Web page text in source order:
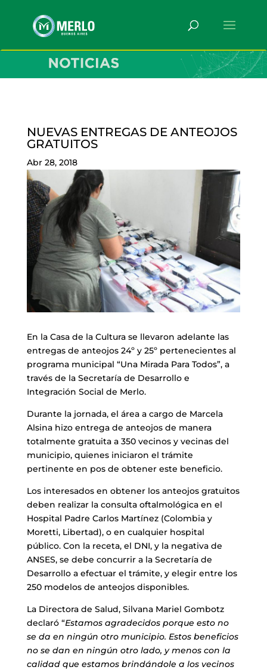
NUEVAS ENTREGAS DE ANTEOJOS
GRATUITOS
Abr 28, 2018
En la Casa de la Cultura se llevaron adelante las
entregas de anteojos 24º y 25º pertenecientes al
programa municipal “Una Mirada Para Todos”, a
través de la Secretaría de Desarrollo e
Integración Social de Merlo.
Durante la jornada, el área a cargo de Marcela
Alsina hizo entrega de anteojos de manera
totalmente gratuita a 350 vecinos y vecinas del
municipio, quienes iniciaron el trámite
pertinente en pos de obtener este beneficio.
Los interesados en obtener los anteojos gratuitos
deben realizar la consulta oftalmológica en el
Hospital Padre Carlos Martínez (Colombia y
Moretti, Libertad), o en cualquier hospital
público. Con la receta, el DNI, y la negativa de
ANSES, se debe concurrir a la Secretaría de
Desarrollo a efectuar el trámite, y elegir entre los
250 modelos de anteojos disponibles.
La Directora de Salud, Silvana Mariel Gombotz
declaró “Estamos agradecidos porque esto no
se da en ningún otro municipio. Estos beneficios
no se dan en ningún otro lado, y menos con la
calidad que estamos brindándole a los vecinos